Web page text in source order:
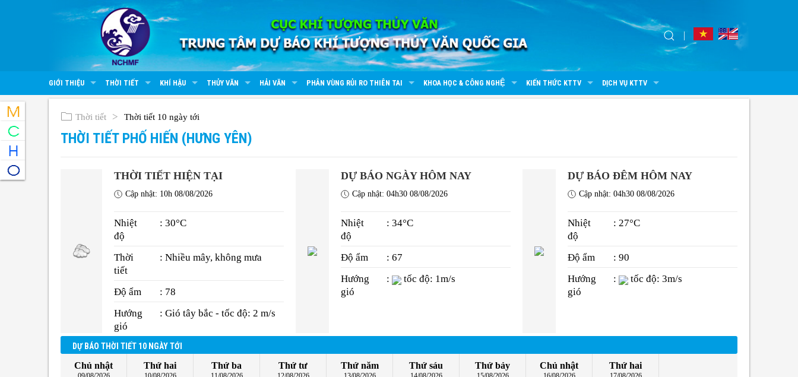
GIỚI THIỆU THỜI TIẾT KHÍ HẬU THỦY VĂN HẢI VĂN PHÂN VÙNG RỦI RO THIÊN TAI KHOA HỌC & CÔNG NGHỆ KIẾN THỨC KTTV DỊCH VỤ KTTV
Thời tiết Thời tiết 10 ngày tới
THỜI TIẾT PHỐ HIẾN (HƯNG YÊN)
THỜI TIẾT HIỆN TẠI
Cập nhật: 10h 08/08/2026
Nhiệt
độ
: 30°C
Thời
tiết
: Nhiều mây, không mưa
Độ ẩm
: 78
Hướng
gió
: Gió tây bắc - tốc độ: 2 m/s
DỰ BÁO NGÀY HÔM NAY
Cập nhật: 04h30 08/08/2026
Nhiệt
độ
: 34°C
Độ ẩm
: 67
Hướng
gió
: tốc độ: 1m/s
DỰ BÁO ĐÊM HÔM NAY
Cập nhật: 04h30 08/08/2026
Nhiệt
độ
: 27°C
Độ ẩm
: 90
Hướng
gió
: tốc độ: 3m/s
DỰ BÁO THỜI TIẾT 10 NGÀY TỚI
Chủ nhật Thứ hai Thứ ba Thứ tư Thứ năm Thứ sáu Thứ bảy Chủ nhật Thứ hai